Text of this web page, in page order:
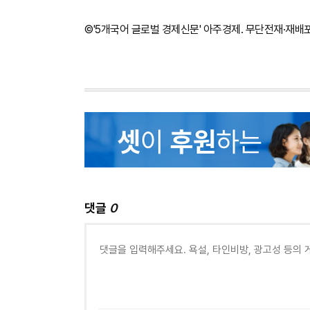
©'5개국어 글로벌 경제신문' 아주경제. 무단전재·재배
댓글 0